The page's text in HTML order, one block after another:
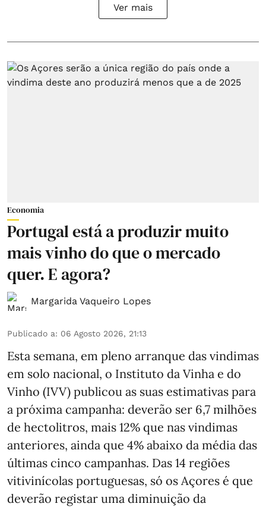
Ver mais
Economia
Portugal está a produzir muito
mais vinho do que o mercado
quer. E agora?
Margarida Vaqueiro Lopes
Publicado a: 06 Agosto 2026, 21:13
Esta semana, em pleno arranque das vindimas
em solo nacional, o Instituto da Vinha e do
Vinho (IVV) publicou as suas estimativas para
a próxima campanha: deverão ser 6,7 milhões
de hectolitros, mais 12% que nas vindimas
anteriores, ainda que 4% abaixo da média das
últimas cinco campanhas. Das 14 regiões
vitivinícolas portuguesas, só os Açores é que
deverão registar uma diminuição da